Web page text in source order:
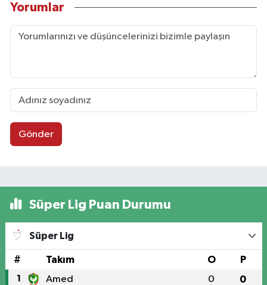
Yorumlar
Gönder
Süper Lig Puan Durumu
Süper Lig
# Takım O P
1 Amed 0 0